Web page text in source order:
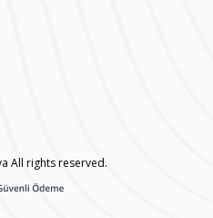
All rights reserved.